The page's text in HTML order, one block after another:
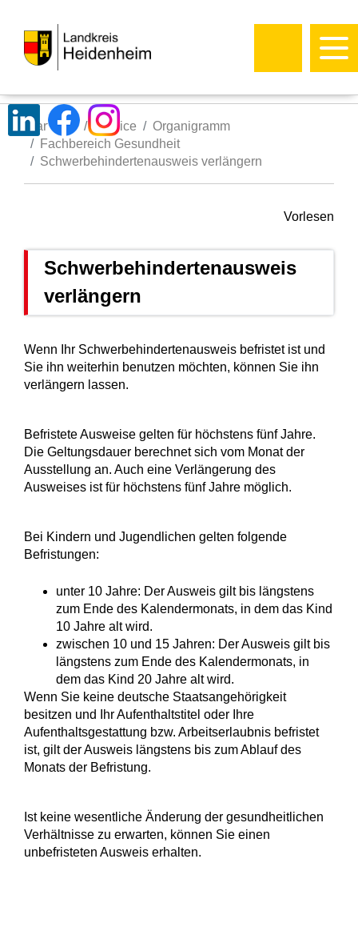
Startseite Service
Organigramm
Fachbereich Gesundheit
Schwerbehindertenausweis verlängern
Vorlesen
Schwerbehindertenausweis
verlängern
Wenn Ihr Schwerbehindertenausweis befristet ist und
Sie ihn weiterhin benutzen möchten, können Sie ihn
verlängern lassen.
Befristete Ausweise gelten für höchstens fünf Jahre.
Die Geltungsdauer berechnet sich vom Monat der
Ausstellung an. Auch eine Verlängerung des
Ausweises ist für höchstens fünf Jahre möglich.
Bei Kindern und Jugendlichen gelten folgende
Befristungen:
unter 10 Jahre: Der Ausweis gilt bis längstens
zum Ende des Kalendermonats, in dem das Kind
10 Jahre alt wird.
zwischen 10 und 15 Jahren: Der Ausweis gilt bis
längstens zum Ende des Kalendermonats, in
dem das Kind 20 Jahre alt wird.
Wenn Sie keine deutsche Staatsangehörigkeit
besitzen und Ihr Aufenthaltstitel oder Ihre
Aufenthaltsgestattung bzw. Arbeitserlaubnis befristet
ist, gilt der Ausweis längstens bis zum Ablauf des
Monats der Befristung.
Ist keine wesentliche Änderung der gesundheitlichen
Verhältnisse zu erwarten, können Sie einen
unbefristeten Ausweis erhalten.